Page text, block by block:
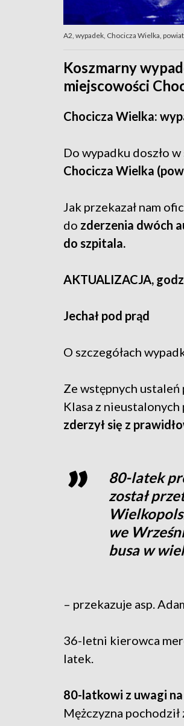
A2, wypadek, Chocicza Wielka,
Koszmarny
miejscowości
Chocicza Wielka:
Do wypadku doszło
Chocicza Wielka
Jak przekazał nam
do zderzenia dwóch
do szpitala.
AKTUALIZACJA,
Jechał pod prąd
O szczegółach
Ze wstępnych
Klasa z nieustalonych
zderzył się z
80-latek
został
we
busa w
– przekazuje asp.
36-letni kierowca
latek.
80-latkowi z uwagi
Mężczyzna pochodził